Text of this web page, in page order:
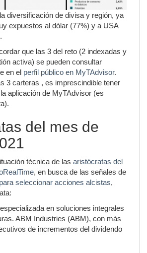
diversificación de divisa y región, ya
expuestos al dólar (77%) y a USA
que las 3 del reto (2 indexadas y
activa) se pueden consultar
en el perfil público en MyTAdvisor.
3 carteras , es imprescindible tener
aplicación de MyTAdvisor (es
del mes de
técnica de las aristócratas del
, en busca de las señales de
seleccionar acciones alcistas,
en soluciones integrales
ABM Industries (ABM), con más
de incrementos del dividendo